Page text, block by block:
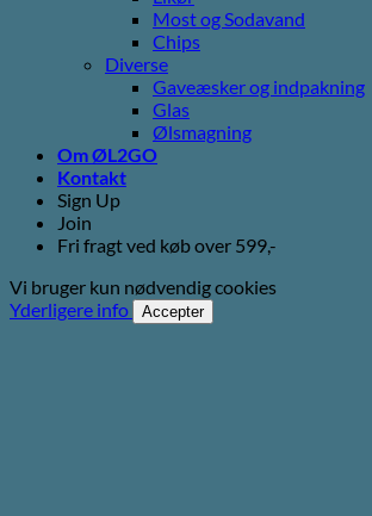
Most og Sodavand
Chips
Diverse
Gaveæsker og indpakning
Glas
Ølsmagning
Om ØL2GO
Kontakt
Sign Up
Join
Fri fragt ved køb over 599,-
Vi bruger kun nødvendig cookies
Yderligere info
Accepter